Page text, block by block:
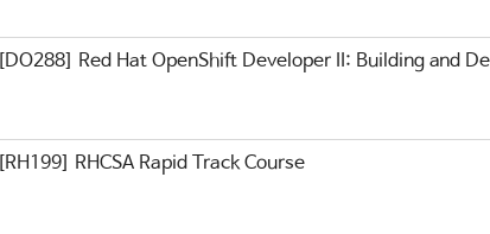
[DO288] Red Hat OpenShift Developer II: Building and
[RH199] RHCSA Rapid Track Course